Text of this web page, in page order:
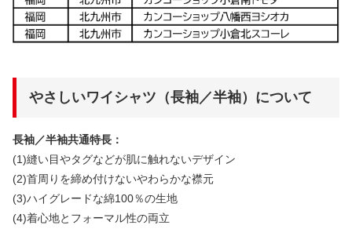
やさしいワイシャツ（長袖／半袖）について
長袖／半袖共通特長：
(1)縫い目やタグなどが肌に触れないデザイン
(2)首周りを締め付けないやわらかな襟元
(3)ハイグレードな綿100％の生地
(4)着心地とフォーマル性の両立